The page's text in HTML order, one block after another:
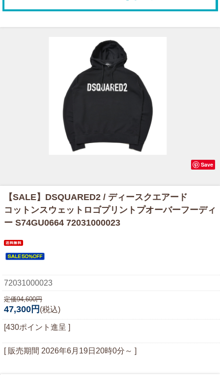
Save
【SALE】 DSQUARED2 / ディースクエアード
コットンスウェットロゴプリントプオーバーフーディ
ー S74GU0664 72031000023
72031000023
定価94,600円
47,300円 (税込)
[430ポイント進呈 ]
[ 販売期間 2026年6月19日20時0分 ～ ]